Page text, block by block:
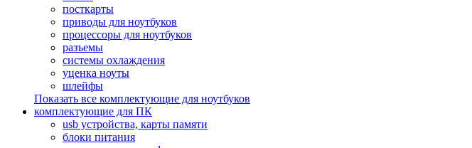
посткарты
приводы для ноутбуков
процессоры для ноутбуков
разъемы
системы охлаждения
уценка ноуты
шлейфы
Показать все комплектующие для ноутбуков
комплектующие для ПК
usb устройства, карты памяти
блоки питания